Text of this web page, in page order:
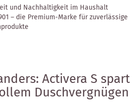
und Nachhaltigkeit im Haushalt
– die Premium-Marke für zuverlässige
Activera S spart
Duschvergnügen